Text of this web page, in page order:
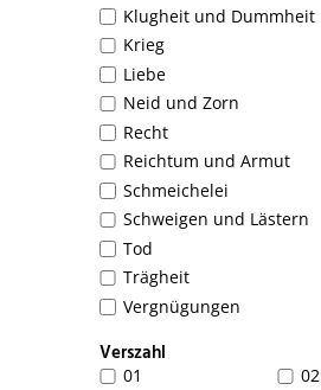
Klugheit und Dummheit
Krieg
Liebe
Neid und Zorn
Recht
Reichtum und Armut
Schmeichelei
Schweigen und Lästern
Tod
Trägheit
Vergnügungen
Verszahl
01
02